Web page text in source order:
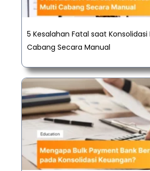
5 Kesalahan Fatal saat
Cabang Secara Manual